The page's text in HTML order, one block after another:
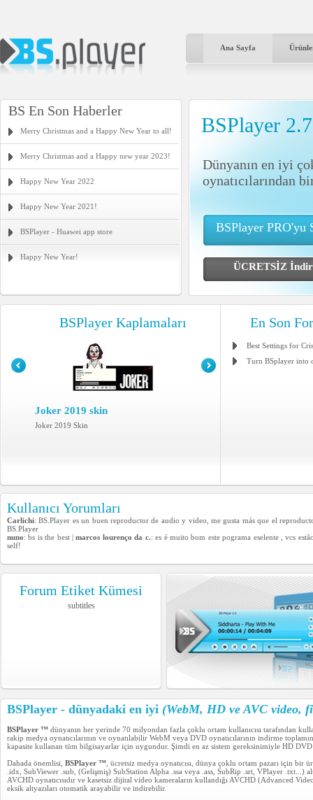
Ana Sayfa
BS En Son Haberler
Merry Christmas and a Happy New Year to all!
Merry Christmas and a Happy new year 2023!
Happy New Year 2022
Happy New Year 2021!
BSPlayer - Huawei app store
Happy New Year!
BSPlayer
Dünyanın en iyi
oynatıcılarından
BSPlayer PRO'yu
ÜCRETSİZ
BSPlayer Kaplamaları
Joker 2019 skin
Joker 2019 Skin
En Son
Best Settings for
Turn BSplayer into
Kullanıcı Yorumları
Carlichi: BS.Player es un buen reproductor de audio y video, me gusta más que el
BS.Player
nuno: bs is the best |marcos lourenço da c.: es é muito bom este pograma eselente , vcs
self!
Forum Etiket Kümesi
subtitles
BSPlayer - dünyadaki en iyi (WebM, HD ve AVC video,
BSPlayer ™ dünyanın her yerinde 70 milyondan fazla çoklu ortam kullanıcısı tarafından
rakip medya oynatıcılarının ve oynatılabilir WebM veya DVD oynatıcılarının indirme
kapasite kullanan tüm bilgisayarlar için uygundur. Şimdi en az sistem gereksinimiyle HD
Dahada önemlisi, BSPlayer ™ , ücretsiz medya oynatıcısı, dünya çoklu ortam pazarı için
.idx, SubViewer .sub, (Gelişmiş) SubStation Alpha .ssa veya .ass, SubRip .srt, VPlayer .txt...)
AVCHD oynatıcısıdır ve kasetsiz dijital video kameraların kullandığı AVCHD (Advanced
eksik altyazıları otomatik arayabilir ve indirebilir.